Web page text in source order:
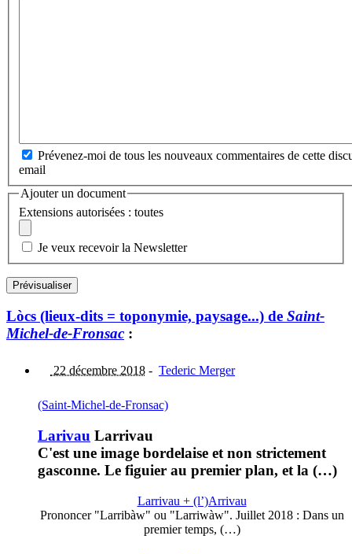
Prévenez-moi de tous les nouveaux commentaires de cette
email
Ajouter un document
Extensions autorisées : toutes
Je veux recevoir la Newsletter
Lòcs (lieux-dits = toponymie, paysage...) de Saint-
Michel-de-Fronsac :
22 décembre 2018 - Tederic Merger
(Saint-Michel-de-Fronsac)
Larivau Larrivau
C'est une image bordelaise et non strictement
gasconne. Le figuier au premier plan, et la (…)
Larrivau + (l’)Arrivau
Prononcer "Larribàw" ou "Larriwàw". Juillet 2018 : Dans un
premier temps, (…)